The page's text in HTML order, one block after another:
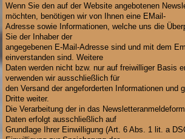
Wenn Sie den auf der Website angebotenen
möchten, benötigen wir von Ihnen eine EMail-
Adresse sowie Informationen, welche uns die
Sie der Inhaber der
angegebenen E-Mail-Adresse sind und mit dem
einverstanden sind. Weitere
Daten werden nicht bzw. nur auf freiwilliger Basis
verwenden wir ausschließlich für
den Versand der angeforderten Informationen und
Dritte weiter.
Die Verarbeitung der in das
Daten erfolgt ausschließlich auf
Grundlage Ihrer Einwilligung (Art. 6 Abs. 1 lit. a